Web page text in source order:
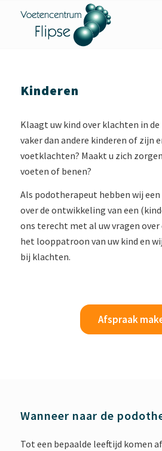
Kinderen
Klaagt uw kind over klachten in
vaker dan andere kinderen of zijn
voetklachten? Maakt u zich
voeten of benen?
Als podotherapeut hebben wij
over de ontwikkeling van een
ons terecht met al uw vragen
het looppatroon van uw kind en
bij klachten.
Afspraak
Wanneer naar de
Tot een bepaalde leeftijd komen